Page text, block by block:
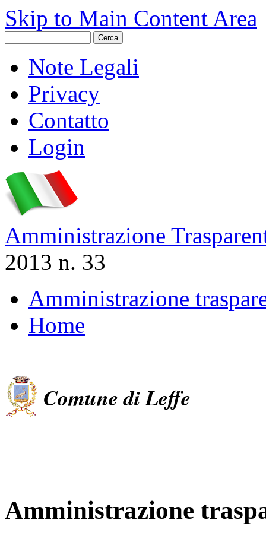
Skip to Main Content Area
Note Legali
Privacy
Contatto
Login
Amministrazione
2013 n. 33
Amministrazione
Home
Comune di Leffe
Amministrazione